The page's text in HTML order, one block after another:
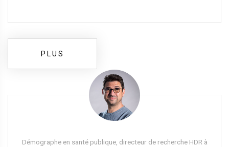
PLUS
Démographe en santé publique, directeur de recherche HDR à